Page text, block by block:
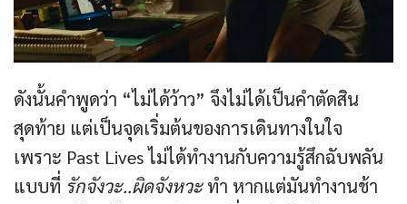
ดังนั้นคำพูดว่า “ไม่ได้ว้าว” จึงไม่ได้เป็นคำตัดสิน
สุดท้าย แต่เป็นจุดเริ่มต้นของการเดินทางในใจ
เพราะ Past Lives ไม่ได้ทำงานกับความรู้สึกฉับพลัน
แบบที่ รักจังวะ..ผิดจังหวะทำ หากแต่มันทำงานช้า